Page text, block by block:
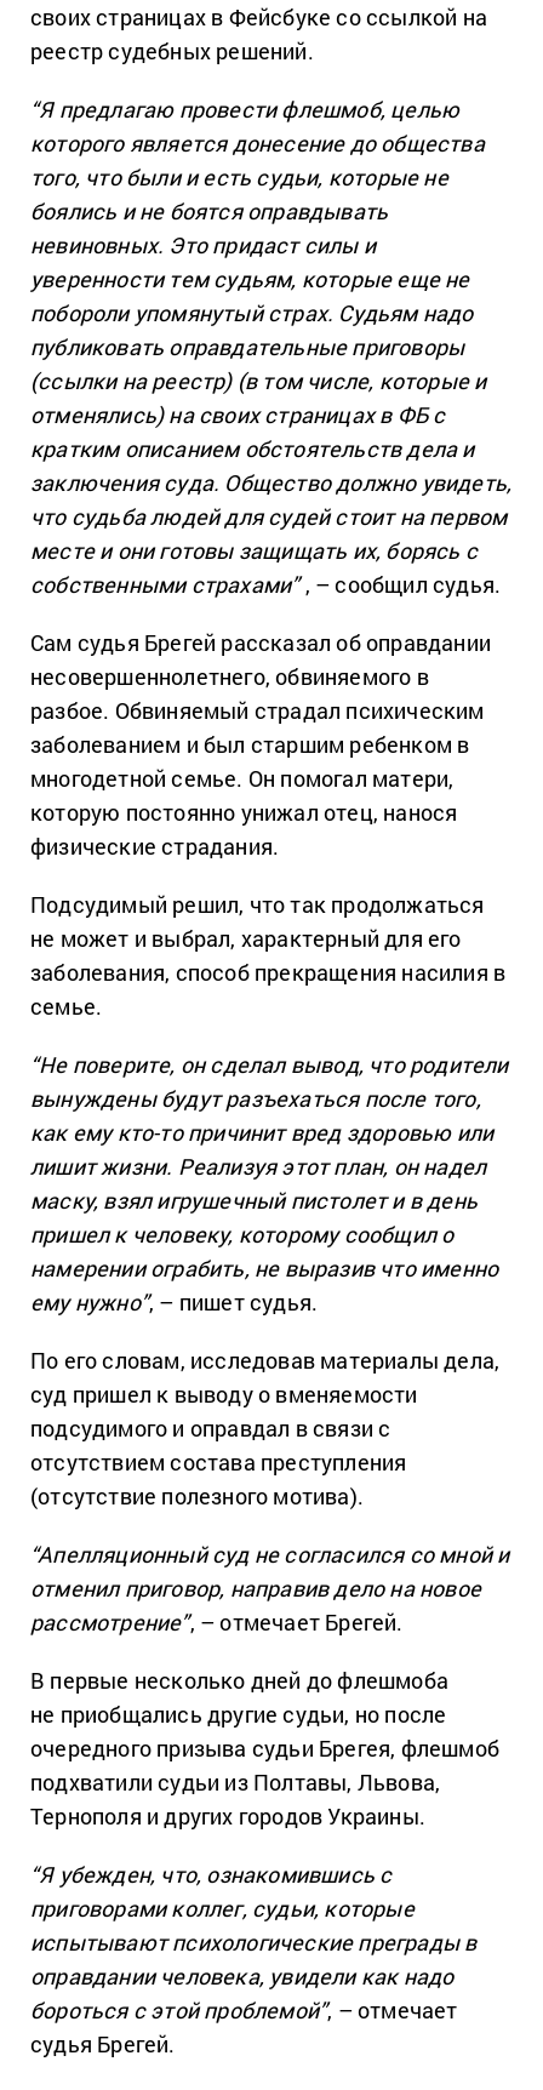
своих страницах в Фейсбуке со ссылкой на
реестр судебных решений.
“Я предлагаю провести флешмоб, целью
которого является донесение до общества
того, что были и есть судьи, которые не
боялись и не боятся оправдывать
невиновных. Это придаст силы и
уверенности тем судьям, которые еще не
побороли упомянутый страх. Судьям надо
публиковать оправдательные приговоры
(ссылки на реестр) (в том числе, которые и
отменялись) на своих страницах в ФБ с
кратким описанием обстоятельств дела и
заключения суда. Общество должно увидеть,
что судьба людей для судей стоит на первом
месте и они готовы защищать их, борясь с
собственными страхами”, – сообщил судья.
Сам судья Брегей рассказал об оправдании
несовершеннолетнего, обвиняемого в
разбое. Обвиняемый страдал психическим
заболеванием и был старшим ребенком в
многодетной семье. Он помогал матери,
которую постоянно унижал отец, нанося
физические страдания.
Подсудимый решил, что так продолжаться
не может и выбрал, характерный для его
заболевания, способ прекращения насилия в
семье.
“Не поверите, он сделал вывод, что родители
вынуждены будут разъехаться после того,
как ему кто-то причинит вред здоровью или
лишит жизни. Реализуя этот план, он надел
маску, взял игрушечный пистолет и в день
пришел к человеку, которому сообщил о
намерении ограбить, не выразив что именно
ему нужно”, – пишет судья.
По его словам, исследовав материалы дела,
суд пришел к выводу о вменяемости
подсудимого и оправдал в связи с
отсутствием состава преступления
(отсутствие полезного мотива).
“Апелляционный суд не согласился со мной и
отменил приговор, направив дело на новое
рассмотрение”, – отмечает Брегей.
В первые несколько дней до флешмоба
не приобщались другие судьи, но после
очередного призыва судьи Брегея, флешмоб
подхватили судьи из Полтавы, Львова,
Тернополя и других городов Украины.
“Я убежден, что, ознакомившись с
приговорами коллег, судьи, которые
испытывают психологические преграды в
оправдании человека, увидели как надо
бороться с этой проблемой”, – отмечает
судья Брегей.